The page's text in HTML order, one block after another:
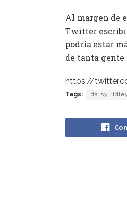
Al margen de
Twitter
podría estar
de tanta gente
https://
Tags: daisy